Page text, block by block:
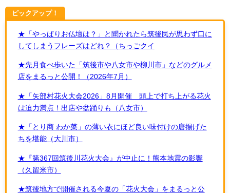
ピックアップ！
★「やっぱりお仏壇は？」と聞かれたら筑後民が思わず口に
してしまうフレーズはどれ？（ちっごクイ
★先月食べ歩いた「筑後市や八女市や柳川市」などのグルメ
店をまるっと公開！（2026年7月）
★「矢部村花火大会2026」8月開催 頭上で打ち上がる花火
は迫力満点！出店や盆踊りも（八女市）
★「とり商 わか菜」の薄い衣にほど良い味付けの唐揚げた
ちを堪能（大川市）
★『第367回筑後川花火大会』が中止に！熊本地震の影響
（久留米市）
★筑後地方で開催される今夏の「花火大会」をまるっと公